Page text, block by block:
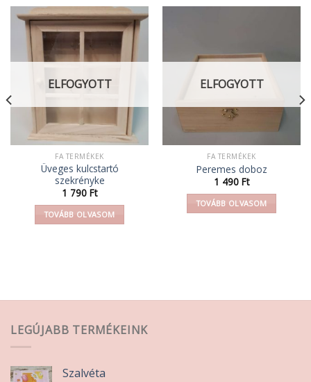
ELFOGYOTT
FA TERMÉKEK
Üveges kulcstartó
szekrényke
1 790 Ft
TOVÁBB OLVASOM
ELFOGYOTT
FA TERMÉKEK
Peremes doboz
1 490 Ft
TOVÁBB OLVASOM
LEGÚJABB TERMÉKEINK
Szalvéta